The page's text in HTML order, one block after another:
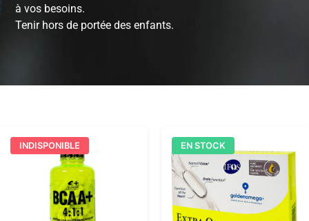
à vos besoins.
Tenir hors de portée des enfants.
INDISPONIBLE EN STOCK